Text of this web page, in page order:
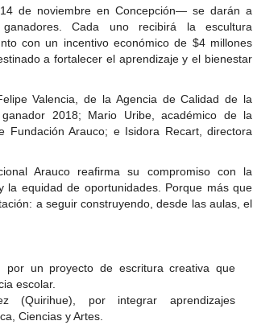
de noviembre en Concepción— se darán a
Cada uno recibirá la escultura
con un incentivo económico de $4 millones
a fortalecer el aprendizaje y el bienestar
Valencia, de la Agencia de Calidad de la
2018; Mario Uribe, académico de la
Fundación Arauco; e Isidora Recart, directora
Arauco reafirma su compromiso con la
la equidad de oportunidades. Porque más que
a seguir construyendo, desde las aulas, el
por un proyecto de escritura creativa que
escolar.
(Quirihue), por integrar aprendizajes
Ciencias y Artes.